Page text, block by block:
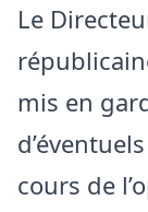
Le
mis en
cours de